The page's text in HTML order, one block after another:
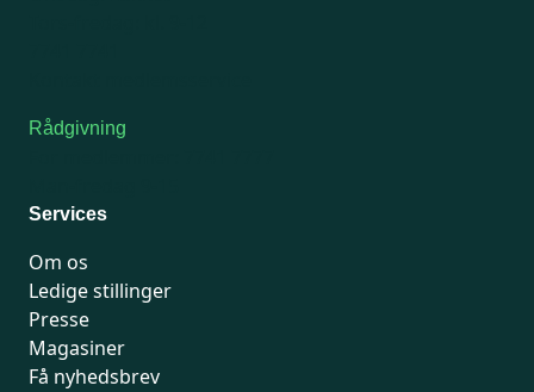
Rådgivning
Services
Om os
Ledige stillinger
Presse
Magasiner
Få nyhedsbrev